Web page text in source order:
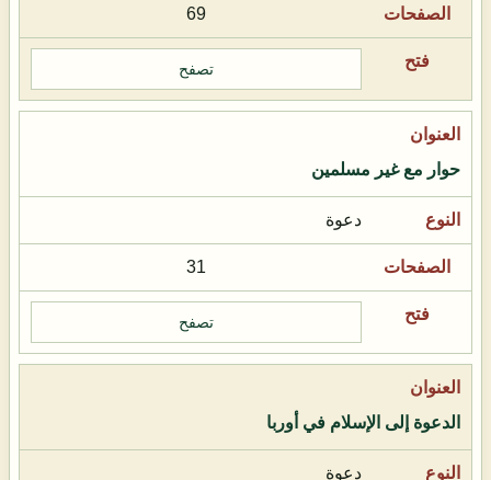
69
تصفح
حوار مع غير مسلمين
دعوة
31
تصفح
الدعوة إلى الإسلام في أوربا
دعوة